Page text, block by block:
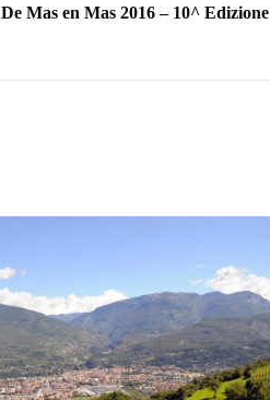
De Mas en Mas 2016 – 10^ Edizione